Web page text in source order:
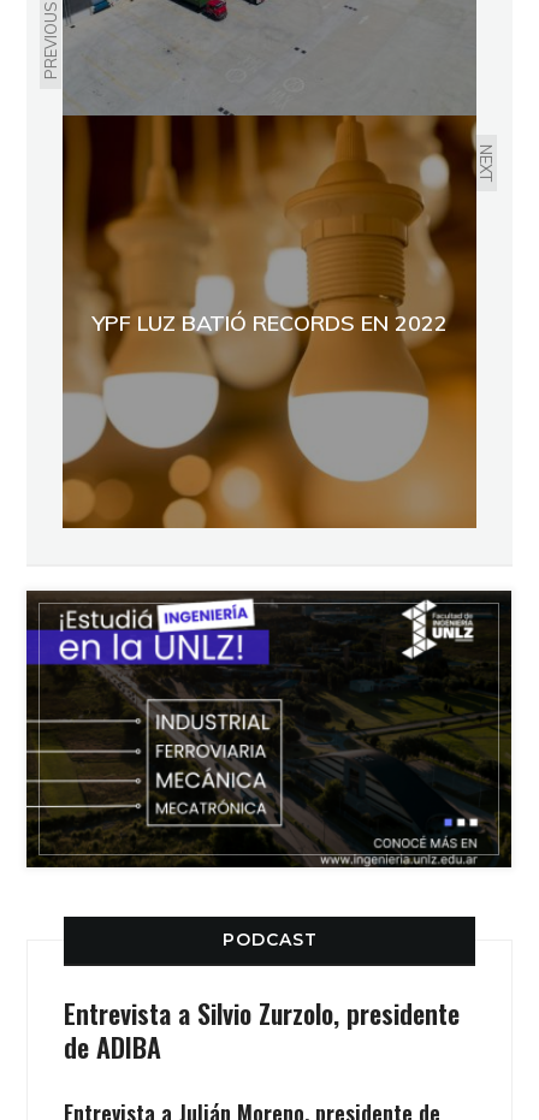
PREVIOUS
NEXT
YPF LUZ BATIÓ RECORDS EN 2022
PODCAST
Entrevista a Silvio Zurzolo, presidente
de ADIBA
Entrevista a Julián Moreno, presidente de